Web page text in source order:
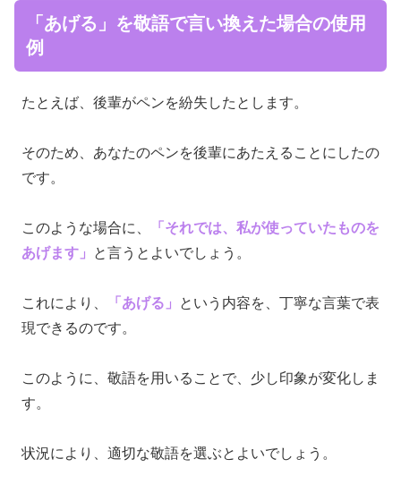
「あげる」を敬語で言い換えた場合の使用
例
たとえば、後輩がペンを紛失したとします。
そのため、あなたのペンを後輩にあたえることにしたの
です。
このような場合に、
「それでは、私が使っていたものを
あげます」
と言うとよいでしょう。
これにより、 「あげる」
という内容を、丁寧な言葉で表
現できるのです。
このように、敬語を用いることで、少し印象が変化しま
す。
状況により、適切な敬語を選ぶとよいでしょう。